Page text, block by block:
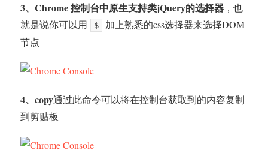
3、Chrome 控制台中原生支持类jQuery的选择器 ，也
就是说你可以用
$
加上熟悉的css选择器来选择DOM
节点
4、copy通过此命令可以将在控制台获取到的内容复制
到剪贴板